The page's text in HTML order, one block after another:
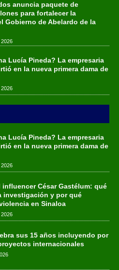
anuncia paquete de
para fortalecer la
Gobierno de Abelardo de la
Lucía Pineda? La empresaria
en la nueva primera dama de
Lucía Pineda? La empresaria
en la nueva primera dama de
influencer César Gastélum: qué
investigación y por qué
en Sinaloa
sus 15 años incluyendo por
internacionales